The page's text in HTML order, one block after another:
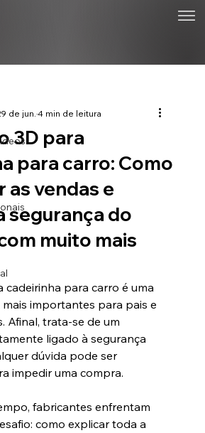
3D para
para carro: Como
as vendas e
segurança do
muito mais
de jun.4 min de leitura
cadeirinha para carro é uma
mais importantes para pais e
Afinal, trata-se de um
ligado à segurança
dúvida pode ser
impedir uma compra.
fabricantes enfrentam
como explicar toda a